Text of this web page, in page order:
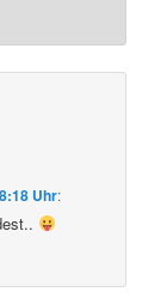
Uhr: